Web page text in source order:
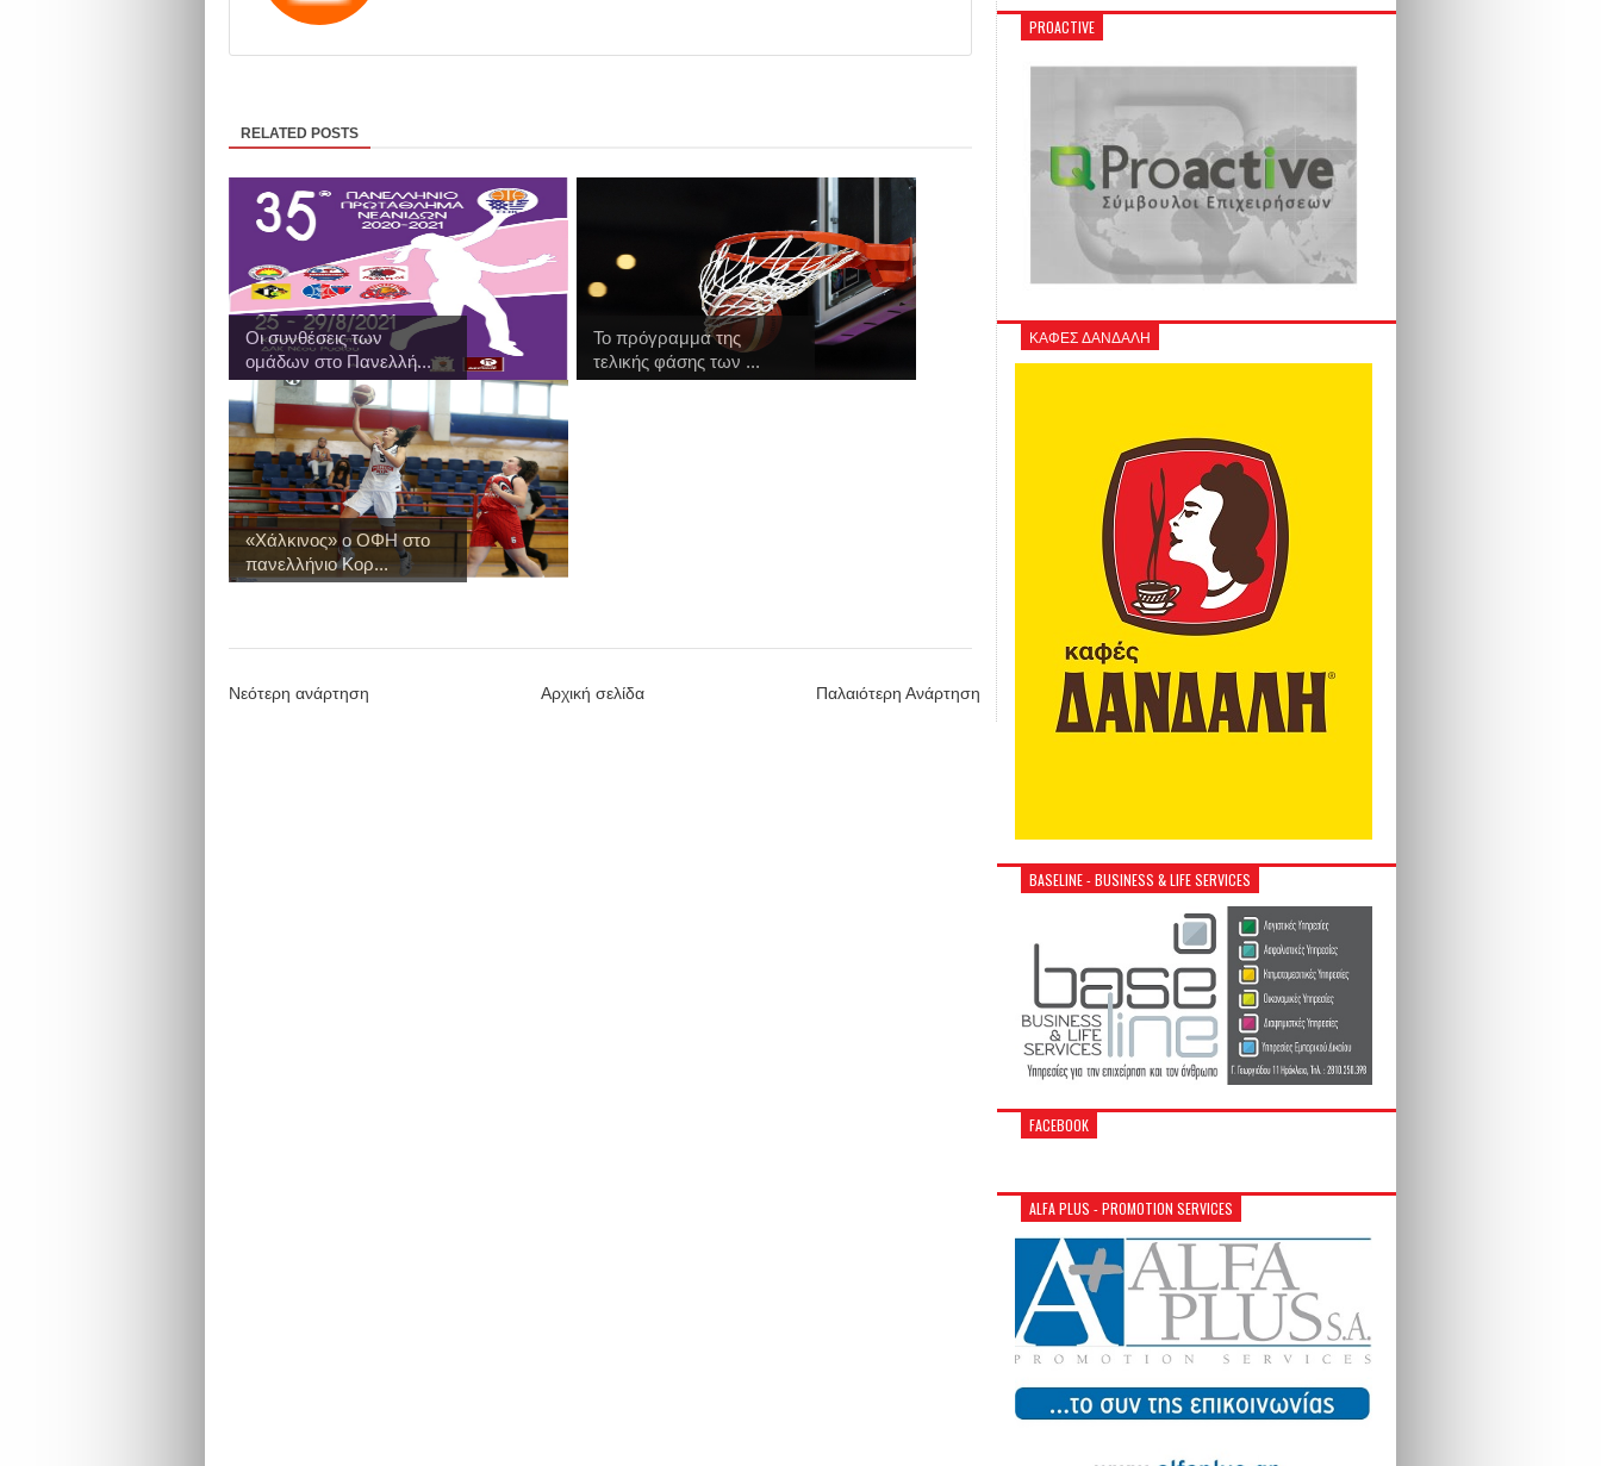
RELATED POSTS
Οι συνθέσεις των
ομάδων στο Πανελλή...
Το πρόγραμμα της
τελικής φάσης των ...
«Χάλκινος» ο ΟΦΗ στο
πανελλήνιο Κορ...
Νεότερη ανάρτηση Παλαιότερη Ανάρτηση
Αρχική σελίδα
PROACTIVE
ΚΑΦΕΣ ΔΑΝΔΑΛΗ
BASELINE - BUSINESS & LIFE SERVICES
FACEBOOK
ALFA PLUS - PROMOTION SERVICES